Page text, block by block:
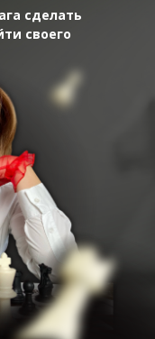
сделать
своего